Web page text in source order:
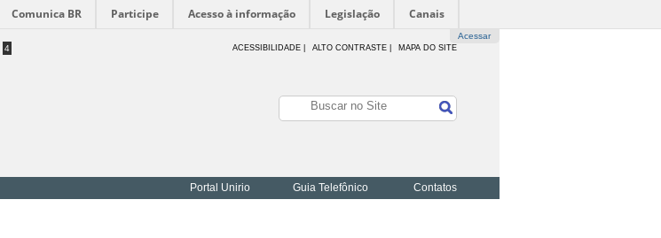
Comunica BR Participe Acesso à informação Legislação Canais
Acessar
4 ACESSIBILIDADE ALTO CONTRASTE | MAPA DO SITE
Portal Unirio Guia Telefônico Contatos